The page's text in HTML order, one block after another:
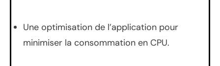
Une optimisation de l’application pour
minimiser la consommation en CPU.